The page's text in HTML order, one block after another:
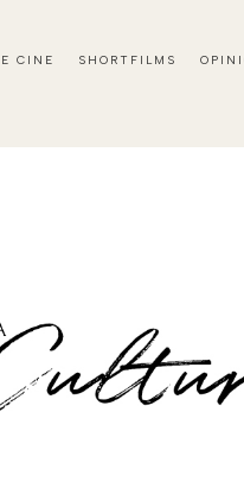
CINE SHORTFILMS